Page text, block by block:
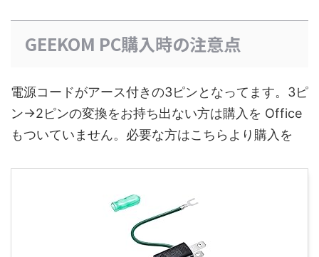
GEEKOM PC購入時の注意点
電源コードがアース付きの3ピンとなってます。3ピ
ン→2ピンの変換をお持ち出ない方は購入を Office
もついていません。必要な方はこちらより購入を